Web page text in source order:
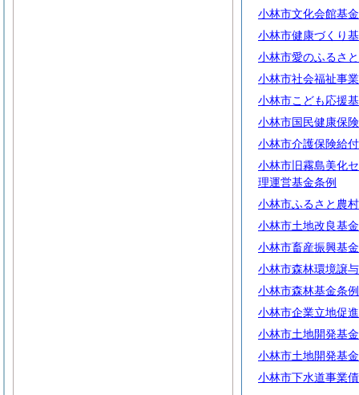
小林市文化会館基
小林市健康づくり
小林市愛のふるさ
小林市社会福祉事
小林市こども応援
小林市国民健康保
小林市介護保険給
小林市旧霧島美化
理運営基金条例
小林市ふるさと農
小林市土地改良基
小林市畜産振興基
小林市森林環境譲
小林市森林基金条例
小林市企業立地促
小林市土地開発基
小林市土地開発基
小林市下水道事業